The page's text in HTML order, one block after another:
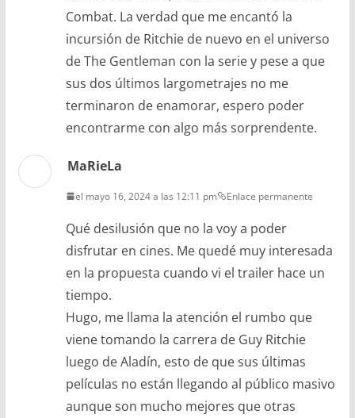
Combat. La verdad que me encantó la
incursión de Ritchie de nuevo en el universo
de The Gentleman con la serie y pese a que
sus dos últimos largometrajes no me
terminaron de enamorar, espero poder
encontrarme con algo más sorprendente.
MaRieLa
el mayo 16, 2024 a las 12:11 pm Enlace permanente
Qué desilusión que no la voy a poder
disfrutar en cines. Me quedé muy interesada
en la propuesta cuando vi el trailer hace un
tiempo.
Hugo, me llama la atención el rumbo que
viene tomando la carrera de Guy Ritchie
luego de Aladín, esto de que sus últimas
películas no están llegando al público masivo
aunque son mucho mejores que otras